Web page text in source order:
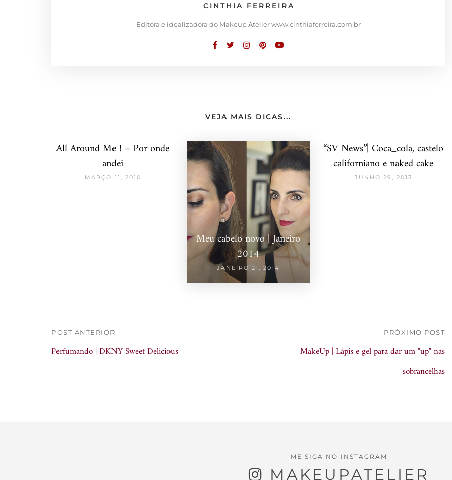
CINTHIA FERREIRA
Editora e idealizadora do Makeup Atelier www.cinthiaferreira.com.br
VEJA MAIS DICAS...
All Around Me ! – Por onde
andei
MARÇO 11, 2010
Meu cabelo novo | Janeiro
2014
JANEIRO 21, 2014
“SV News”| Coca_cola, castelo
californiano e naked cake
JUNHO 29, 2013
POST ANTERIOR
Perfumando | DKNY Sweet Delicious
PRÓXIMO POST
MakeUp | Lápis e gel para dar um "up" nas
sobrancelhas
ME SIGA NO INSTAGRAM
MAKEUPATELIER